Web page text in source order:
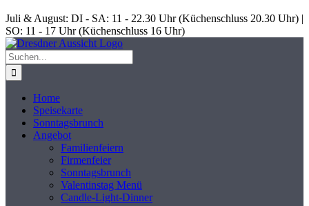
to
content
Juli & August: DI - SA: 11 - 22.30 Uhr (Küchenschluss 20.30 Uhr) |
SO: 11 - 17 Uhr (Küchenschluss 16 Uhr)
Suche
nach:
Home
Speisekarte
Sonntagsbrunch
Angebot
Familienfeiern
Firmenfeier
Sonntagsbrunch
Valentinstag Menü
Candle-Light-Dinner